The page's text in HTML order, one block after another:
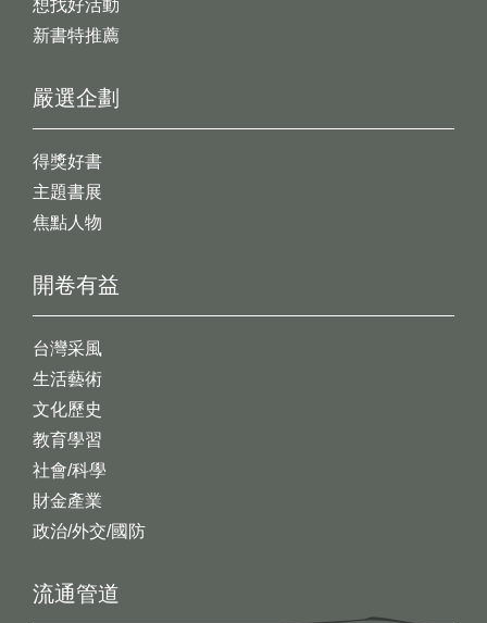
想找好活動
新書特推薦
開卷有益
台灣采風
生活藝術
文化歷史
教育學習
社會/科學
財金產業
政治/外交/國防
嚴選企劃
得獎好書
主題書展
焦點人物
流通管道